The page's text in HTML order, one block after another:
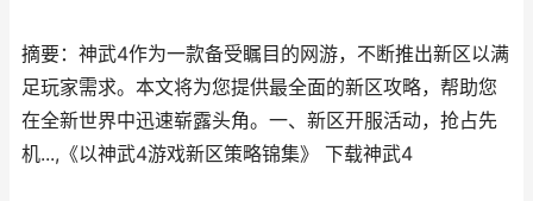
摘要：神武4作为一款备受瞩目的网游，不断推出新区以满
足玩家需求。本文将为您提供最全面的新区攻略，帮助您
在全新世界中迅速崭露头角。一、新区开服活动，抢占先
机...,《以神武4游戏新区策略锦集》 下载神武4